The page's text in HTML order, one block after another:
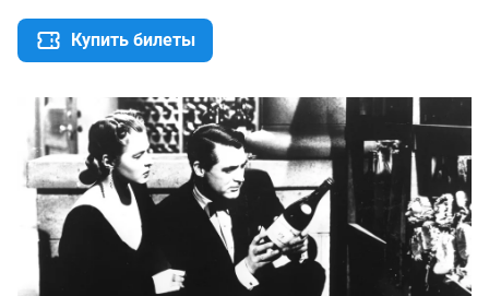
Купить билеты